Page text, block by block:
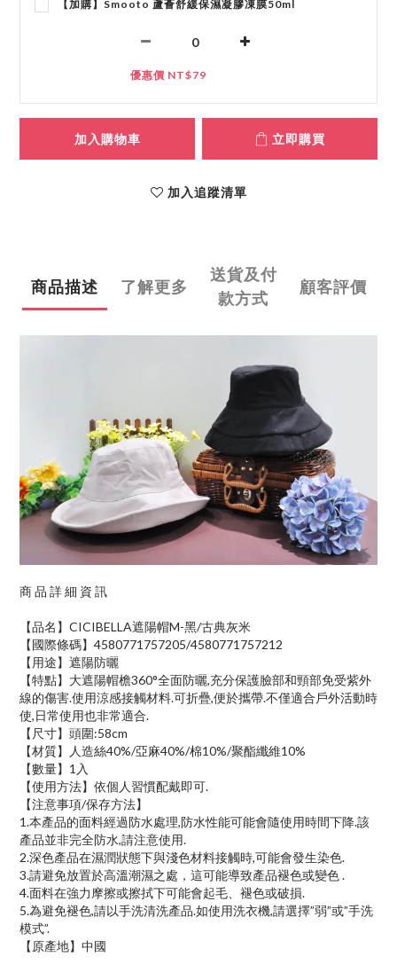
【加購】Smooto 蘆薈舒緩保濕凝膠凍膜50ml
優惠價 NT$79
加入購物車 立即購買
加入追蹤清單
商品描述 了解更多
送貨及付
款方式
顧客評價
商 品 詳 細 資 訊
【品名】CICIBELLA遮陽帽M-黑/古典灰米
【國際條碼】4580771757205/4580771757212
【用途】遮陽防曬
【特點】大遮陽帽檐360°全面防曬,充分保護臉部和頸部免受紫外
線的傷害.使用涼感接觸材料.可折疊,便於攜帶.不僅適合戶外活動時
使,日常使用也非常適合.
【尺寸】頭圍:58cm
【材質】人造絲40%/亞麻40%/棉10%/聚酯纖維10%
【數量】1入
【使用方法】依個人習慣配戴即可.
【注意事項/保存方法】
1.本產品的面料經過防水處理,防水性能可能會隨使用時間下降.該
產品並非完全防水,請注意使用.
2.深色產品在濕潤狀態下與淺色材料接觸時,可能會發生染色.
3.請避免放置於高溫潮濕之處，這可能導致產品褪色或變色 .
4.面料在強力摩擦或擦拭下可能會起毛、褪色或破損.
5.為避免褪色,請以手洗清洗產品.如使用洗衣機,請選擇”弱”或”手洗
模式”.
【原產地】中國